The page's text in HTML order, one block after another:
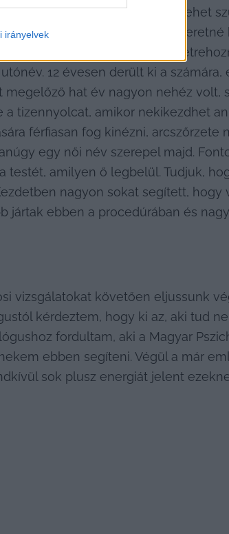
irányelvek
értelmében nem lehet
hogy a régi nevét nem szeretné
neki olyan új utóneveket
12 évesen derült ki a számára,
megelőző hat év nagyon nehéz volt,
tizennyolcat, amikor nekikezdhet
férfiasan fog kinézni, arcszőrzete
egy női név szerepel majd.
amilyen ő legbelül. Tudjuk,
nagyon sokat segített, hogy
jártak ebben a procedúrában és
vizsgálatokat követően eljussunk
kérdeztem, hogy ki az, aki tud
fordultam, aki a Magyar
ebben segíteni. Végül a már
sok plusz energiát jelent